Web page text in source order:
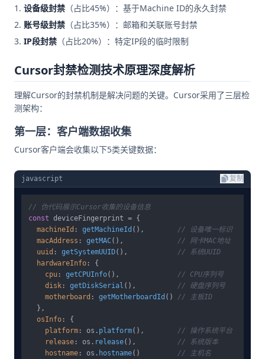
设备级封禁 （占比45%）：基于Machine ID的永久封禁
账号级封禁 （占比35%）：邮箱和关联账号封禁
IP段封禁 （占比20%）：特定IP段的临时限制
Cursor封禁检测技术原理深度解析
理解Cursor的封禁机制是解决问题的关键。Cursor采用了三层检
测架构：
第一层：客户端数据收集
Cursor客户端会收集以下5类关键数据：
javascript 复制
// 伪代码展示Cursor收集的设备信息
const deviceFingerprint = {
machineId : getMachineId (), // 设备唯一标识
macAddress : getMAC(), // 网卡MAC地址
uuid : getSystemUUID(), // 系统UUID
hardwareInfo : {
cpu : getCPUInfo(), // CPU序列号
disk : getDiskSerial (), // 硬盘序列号
motherboard : getMotherboardId () // 主板ID
  },
osInfo : {
platform : os. platform(), // 操作系统平台
release : os. release(), // 系统版本
hostname : os. hostname() // 主机名